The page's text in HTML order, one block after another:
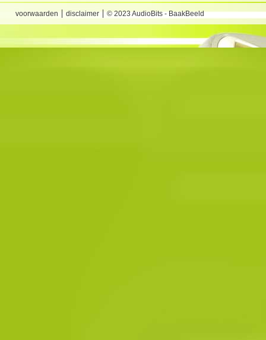
voorwaarden disclaimer © 2023 AudioBits - BaakBeeld